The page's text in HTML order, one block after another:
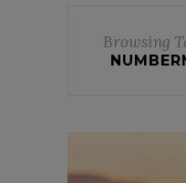
Browsing